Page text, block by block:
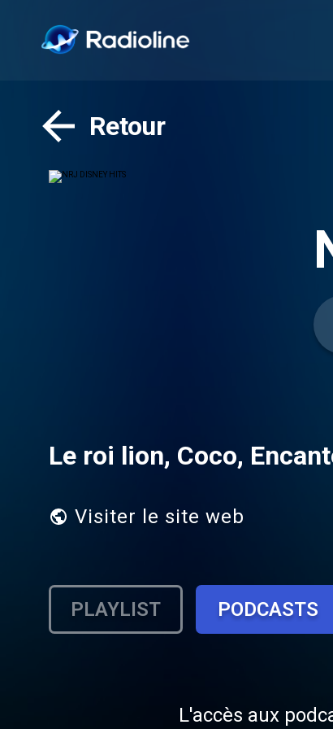
Retour
Le roi lion, Coco,
Visiter le site web
PLAYLIST PODCASTS
L'accès aux